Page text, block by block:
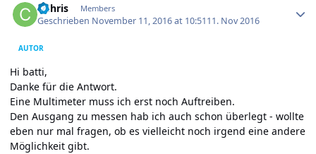
CChris Members
Geschrieben November 11, 2016 at 10:5111. Nov 2016
AUTOR
Hi batti,
Danke für die Antwort.
Eine Multimeter muss ich erst noch Auftreiben.
Den Ausgang zu messen hab ich auch schon überlegt - wollte
eben nur mal fragen, ob es vielleicht noch irgend eine andere
Möglichkeit gibt.